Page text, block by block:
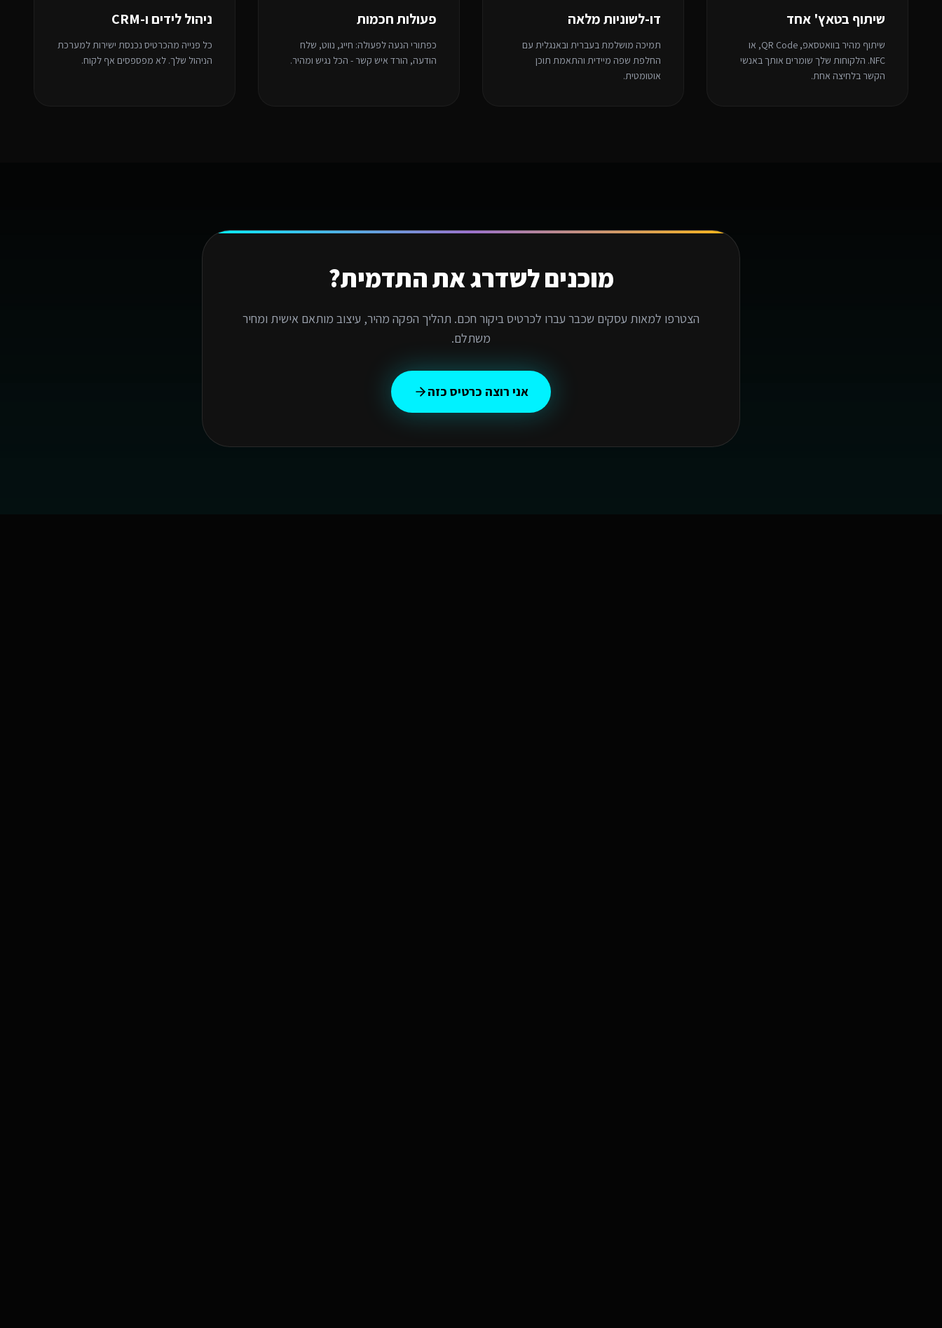
שיתוף בטאץ' אחד
שיתוף מהיר בוואטסאפ, QR Code, או
NFC. הלקוחות שלך שומרים אותך באנשי
הקשר בלחיצה אחת.
דו-לשוניות מלאה
תמיכה מושלמת בעברית ובאנגלית עם
החלפת שפה מיידית והתאמת תוכן
אוטומטית.
פעולות חכמות
כפתורי הנעה לפעולה: חייג, נווט, שלח
הודעה, הורד איש קשר - הכל נגיש ומהיר.
ניהול לידים ו-CRM
כל פנייה מהכרטיס נכנסת ישירות למערכת
הניהול שלך. לא מפספסים אף לקוח.
מוכנים לשדרג את התדמית?
הצטרפו למאות עסקים שכבר עברו לכרטיס ביקור חכם. תהליך הפקה מהיר, עיצוב מותאם אישית ומחיר
משתלם.
אני רוצה כרטיס כזה